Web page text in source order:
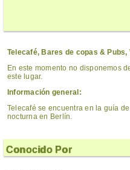
Telecafé, Bares de copas &
En este momento no disponemos
este lugar.
Información general:
Telecafé se encuentra en la guía
nocturna en Berlín.
Conocido Por